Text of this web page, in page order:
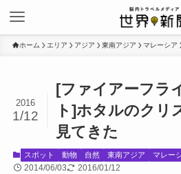
ホーム エリア アジア 東南アジア マレーシア
[ファイアーフラ
ト]ホタルのクリ
見てきた
2016
1/12
スポット 動物 自然 東南アジア マレー
2014/06/03 2016/01/12